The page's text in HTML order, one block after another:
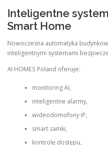
Inteligentne
Smart Home
Nowoczesna automatyka
inteligentnymi systemami
AI HOMES Poland oferuje:
monitoring AI,
inteligentne alarmy,
wideodomofony IP,
smart zamki,
kontrolę dostępu,